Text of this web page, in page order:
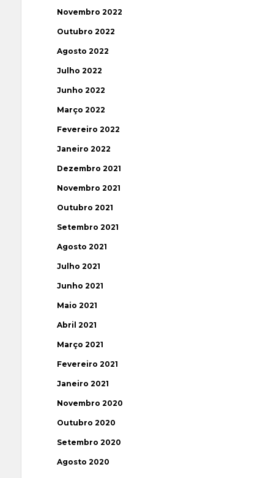
Novembro 2022
Outubro 2022
Agosto 2022
Julho 2022
Junho 2022
Março 2022
Fevereiro 2022
Janeiro 2022
Dezembro 2021
Novembro 2021
Outubro 2021
Setembro 2021
Agosto 2021
Julho 2021
Junho 2021
Maio 2021
Abril 2021
Março 2021
Fevereiro 2021
Janeiro 2021
Novembro 2020
Outubro 2020
Setembro 2020
Agosto 2020